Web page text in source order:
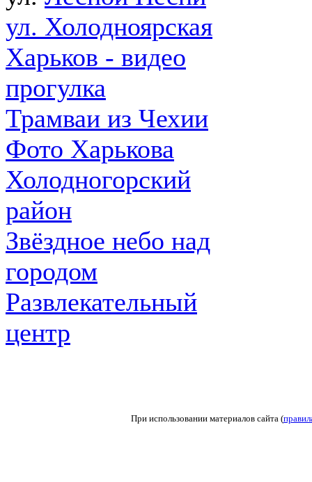
ул. Холодноярская
Харьков - видео
прогулка
Трамваи из Чехии
Фото Харькова
Холодногорский
район
Звёздное небо над
городом
Развлекательный
центр
При использовании материалов сайта (